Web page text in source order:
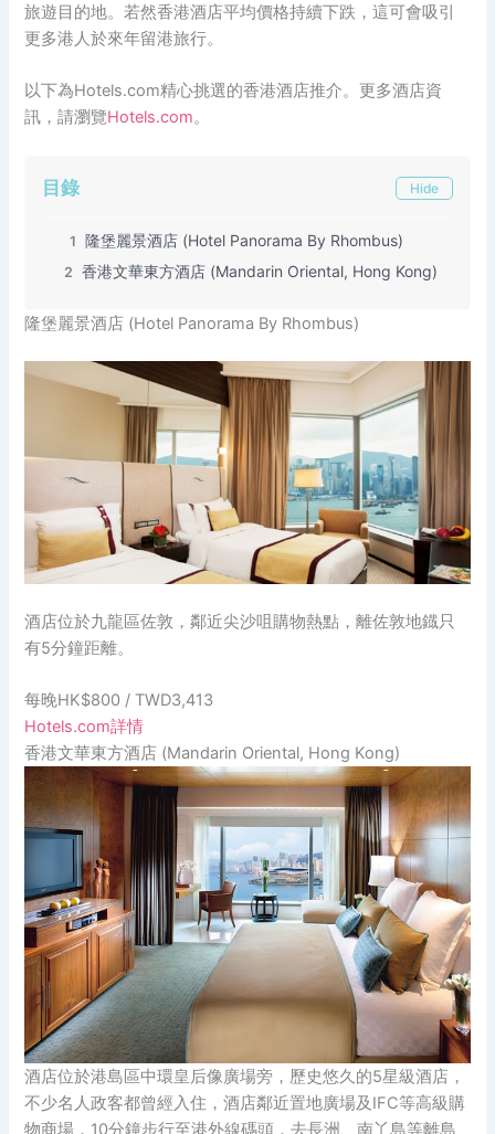
旅遊目的地。若然香港酒店平均價格持續下跌，這可會吸引
更多港人於來年留港旅行。
以下為Hotels.com精心挑選的香港酒店推介。更多酒店資
訊，請瀏覽Hotels.com。
目錄 Hide
1 隆堡麗景酒店 (Hotel Panorama By Rhombus)
2 香港文華東方酒店 (Mandarin Oriental, Hong Kong)
隆堡麗景酒店 (Hotel Panorama By Rhombus)
酒店位於九龍區佐敦，鄰近尖沙咀購物熱點，離佐敦地鐡只
有5分鐘距離。
每晚HK$800 / TWD3,413
Hotels.com詳情
香港文華東方酒店 (Mandarin Oriental, Hong Kong)
酒店位於港島區中環皇后像廣場旁，歷史悠久的5星級酒店，
不少名人政客都曾經入住，酒店鄰近置地廣場及IFC等高級購
物商場，10分鐘步行至港外線碼頭，去長洲、南丫島等離島